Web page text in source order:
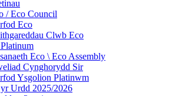
/ Eco Council
Eco
Clwb Eco
Eco \ Eco Assembly
Cynghorydd Sir
Ysgolion Platinwm
Urdd 2025/2026